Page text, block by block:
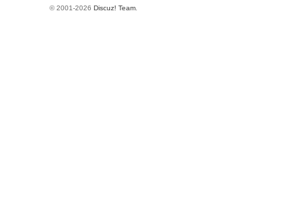
© 2001-2026 Discuz! Team